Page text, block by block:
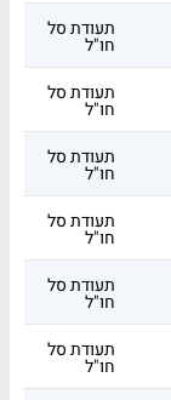
תעודת סל
חו"ל
תעודת סל
חו"ל
תעודת סל
חו"ל
תעודת סל
חו"ל
תעודת סל
חו"ל
תעודת סל
חו"ל